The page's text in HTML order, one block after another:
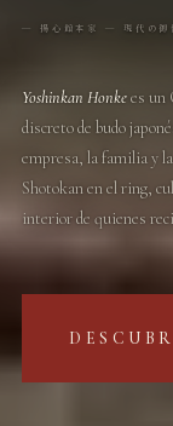
― 揚心館本家 ― 現代の御
Yoshinkan Honkees un
discreto de budo
empresa, la familia y
Shotokan en el ring,
interior de quienes